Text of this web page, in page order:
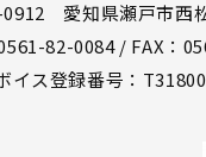
0912 愛知県瀬戸市西
82-0084 / FAX：
イス登録番号：